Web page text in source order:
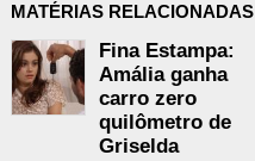
MATÉRIAS RELACIONADAS
Fina Estampa:
Amália ganha
carro zero
quilômetro de
Griselda